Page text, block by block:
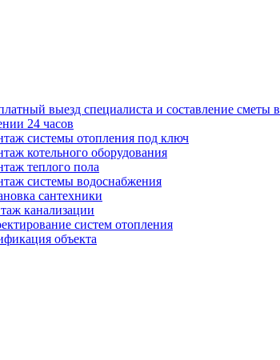
выезд специалиста и составление сметы в
24 часов
системы отопления под ключ
котельного оборудования
теплого пола
системы водоснабжения
сантехники
канализации
систем отопления
объекта